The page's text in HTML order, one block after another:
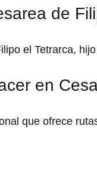
de
el Tetrarca,
en
que ofrece